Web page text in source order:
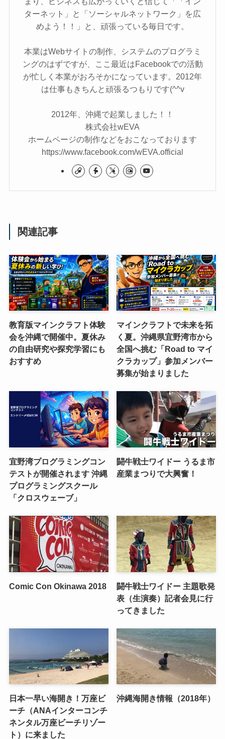
ターネット」と「ソーシャルネットワーク」を広
めよう！！」と、頑張っている毎日です。
本業はWebサイトの制作、システムのプログラミ
ングのはずですが、ここ最近はFacebookでの活動
が忙しく本業がおろそかになっています。2012年
は仕事もきちんと頑張るつもりです(^^v
2012年、沖縄で起業しました！！
株式会社wEVA
ホームページの制作などをおこなっております
https://www.facebook.com/wEVA.official
関連記事
教育版マインクラフト体験
会を沖縄で開催中。夏休み
の自由研究や探究学習にも
おすすめ
マインクラフトで未来を拓
く夏。沖縄県宜野湾市から
全国へ挑む「Road to マイ
クラカップ」参加メンバー
募集が始まりました
宜野湾プログラミングコン
テストが開催されます 沖縄
プログラミングスクール
「クロスウェーブ」
闘牛戦士ワイドー うるま市
産業まつりで大興奮！
Comic Con Okinawa 2018
闘牛戦士ワイドー 主題歌発
表（生演奏）記者会見に行
ってきました
日本一早い海開き！万座ビ
ーチ（ANAインターコンチ
ネンタル万座ビーチリゾー
ト）に来ました
沖縄海開き情報（2018年）